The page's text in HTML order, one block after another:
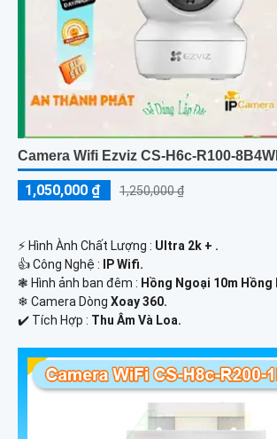
Camera Wifi Ezviz CS-H6c-R100-
1,050,000 ₫ 1,250,000 ₫
️⚡ Hình Ành Chất Lượng : Ultra 2k + .
👍 Công Nghệ :
IP Wifi.
❃ Hình ảnh ban đêm : Hồng Ngoại 10m Hồng
❄ Camera Dòng Xoay 360.
️✔️ Tích Hợp : Thu Âm Và Loa.